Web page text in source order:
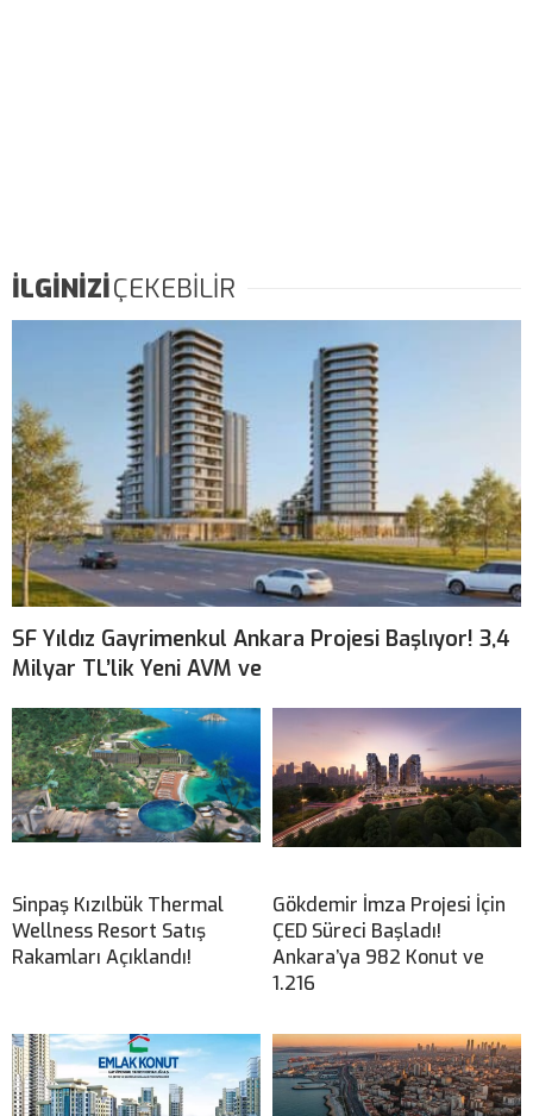
İLGİNİZİÇEKEBİLİR
SF Yıldız Gayrimenkul Ankara Projesi Başlıyor! 3,4
Milyar TL’lik Yeni AVM ve
Sinpaş Kızılbük Thermal
Wellness Resort Satış
Rakamları Açıklandı!
Gökdemir İmza Projesi İçin
ÇED Süreci Başladı!
Ankara’ya 982 Konut ve
1.216